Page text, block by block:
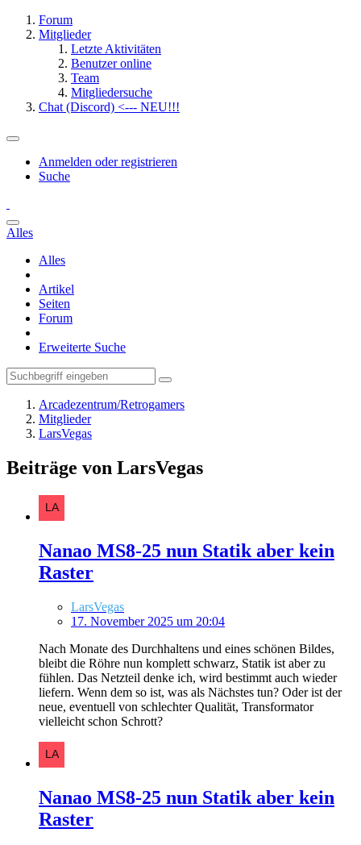
Forum
Mitglieder
Letzte Aktivitäten
Benutzer online
Team
Mitgliedersuche
Chat (Discord) <--- NEU!!!
Anmelden oder registrieren
Suche
Alles
Alles
Artikel
Seiten
Forum
Erweiterte Suche
Arcadezentrum/Retrogamers
Mitglieder
LarsVegas
Beiträge von LarsVegas
Nanao MS8-25 nun Statik aber kein
Raster
LarsVegas
17. November 2025 um 20:04
Nach Monate des Durchhaltens und eines schönen Bildes,
bleibt die Röhre nun komplett schwarz, Statik ist aber zu
fühlen. Das Netzteil denke ich, wird bestimmt auch wieder
liefern. Wenn dem so ist, was als Nächstes tun? Oder ist der
neue, eventuell von schlechter Qualität, Transformator
vielleicht schon Schrott?
Nanao MS8-25 nun Statik aber kein
Raster